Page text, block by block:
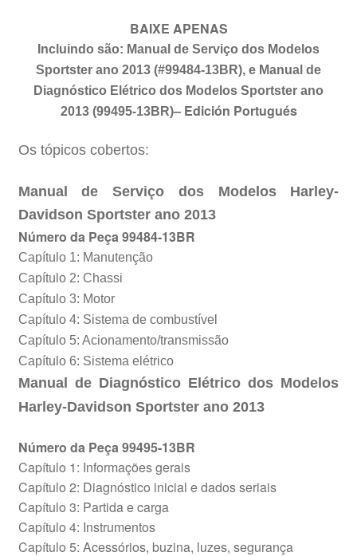
BAIXE APENAS
Incluindo são: Manual de Serviço dos Modelos
Sportster ano 2013 (#99484-13BR), e Manual de
Diagnóstico Elétrico dos Modelos Sportster ano
2013 (99495-13BR)– Edición Portugués
Os tópicos cobertos:
Manual de Serviço dos Modelos Harley-
Davidson Sportsterano 2013
Número da Peça 99484-13BR
Capítulo 1: Manutenção
Capítulo 2: Chassi
Capítulo 3: Motor
Capítulo 4: Sistema de combustível
Capítulo 5: Acionamento/transmissão
Capítulo 6: Sistema elétrico
Manual de Diagnóstico Elétrico dos Modelos
Harley-Davidson Sportster ano 2013
Número da Peça 99495-13BR
Capítulo 1: Informações gerais
Capítulo 2: Diagnóstico inicial e dados seriais
Capítulo 3: Partida e carga
Capítulo 4: Instrumentos
Capítulo 5: Acessórios, buzina, luzes, segurança